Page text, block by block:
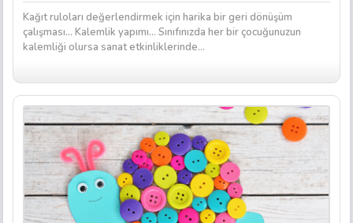
Kağıt ruloları değerlendirmek için harika bir geri dönüşüm
çalışması… Kalemlik yapımı… Sınıfınızda her bir çocuğunuzun
kalemliği olursa sanat etkinliklerinde...